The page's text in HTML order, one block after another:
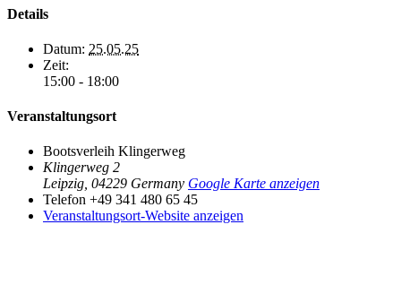
Details
Datum: 25.05.25
Zeit:
15:00 - 18:00
Veranstaltungsort
Bootsverleih Klingerweg
Klingerweg 2
Leipzig 04229 Germany Google Karte anzeigen
Telefon +49 341 480 65 45
Veranstaltungsort-Website anzeigen